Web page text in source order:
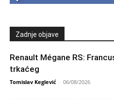
Zadnje objave
Renault Mégane RS:
trkaćeg
Tomislav Keglević - 06/08/2026